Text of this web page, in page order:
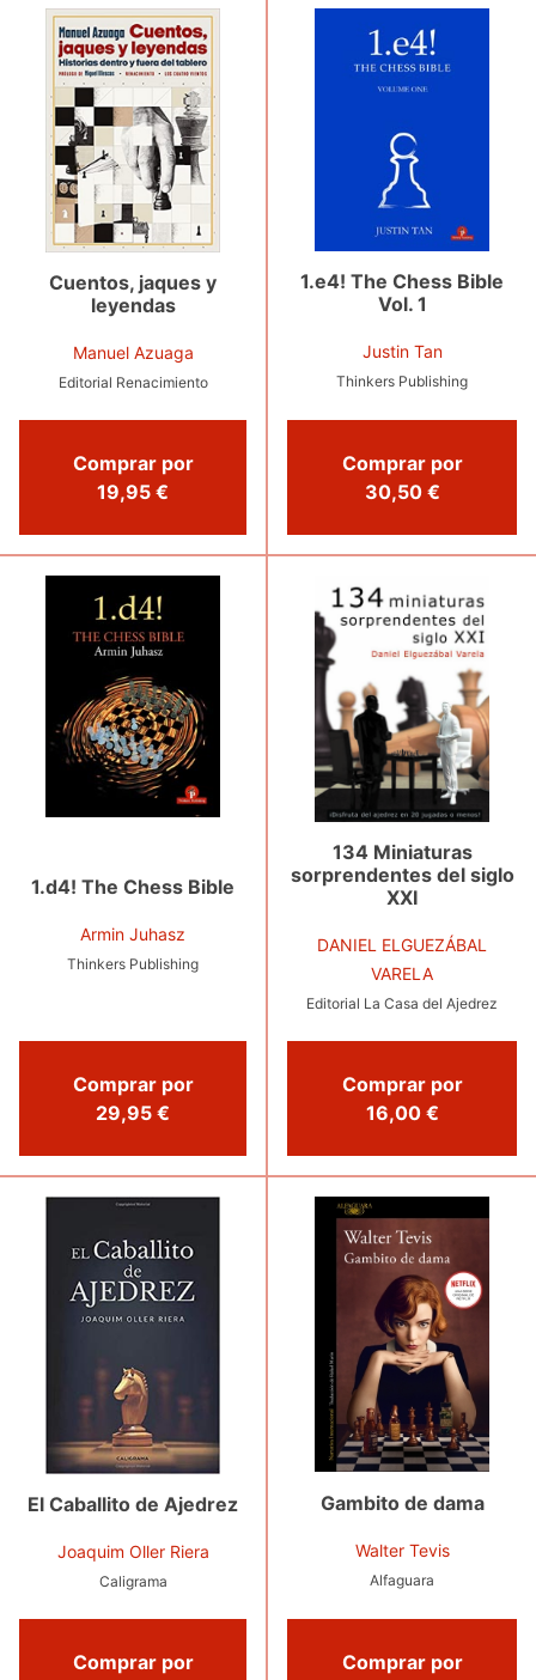
Cuentos, jaques y
leyendas
Manuel Azuaga
Editorial Renacimiento
Comprar por
19,95 €
1.e4! The Chess Bible
Vol. 1
Justin Tan
Thinkers Publishing
Comprar por
30,50 €
1.d4! The Chess Bible
Armin Juhasz
Thinkers Publishing
Comprar por
29,95 €
134 Miniaturas
sorprendentes del siglo
XXI
DANIEL ELGUEZÁBAL
VARELA
Editorial La Casa del Ajedrez
Comprar por
16,00 €
El Caballito de Ajedrez
Joaquim Oller Riera
Caligrama
Comprar por
Gambito de dama
Walter Tevis
Alfaguara
Comprar por